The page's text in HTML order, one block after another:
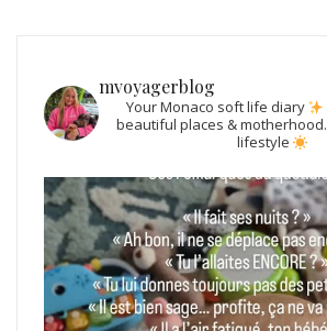
mvoyagerblog
Your Monaco soft life diary
beautiful places & motherhood.
lifestyle